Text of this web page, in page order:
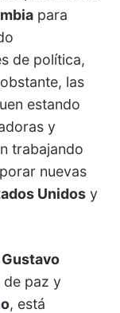
para
de política,
las
estando
y
trabajando
nuevas
Unidosy
Gustavo
de paz y
, está